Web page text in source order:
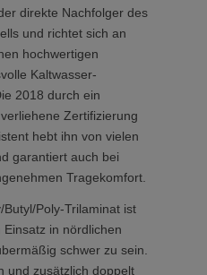
direkte Nachfolger des
und richtet sich an
hochwertigen
Kaltwasser-
2018 durch ein
Zertifizierung
hebt ihn von vielen
garantiert auch bei
Tragekomfort.
Poly-Trilaminat ist
in nördlichen
schwer zu sein.
und zusätzlich doppelt